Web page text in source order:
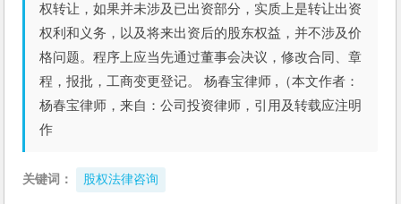
权转让，如果并未涉及已出资部分，实质上是转让出资
权利和义务，以及将来出资后的股东权益，并不涉及价
格问题。程序上应当先通过董事会决议，修改合同、章
程，报批，工商变更登记。 杨春宝律师 ,（本文作者：
杨春宝律师，来自：公司投资律师，引用及转载应注明
作
关键词： 股权法律咨询